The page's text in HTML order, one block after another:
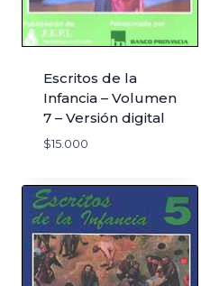
Escritos de la
Infancia – Volumen
7 – Versión digital
$15.000